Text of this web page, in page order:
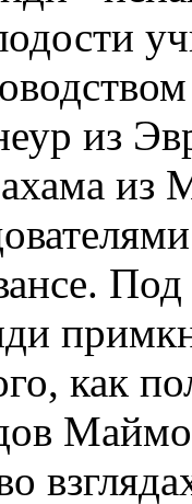
из
из
как